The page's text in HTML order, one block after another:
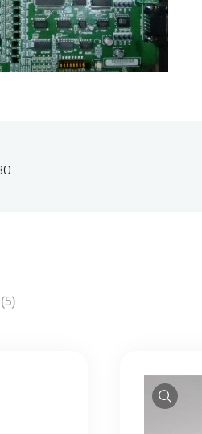
(5)